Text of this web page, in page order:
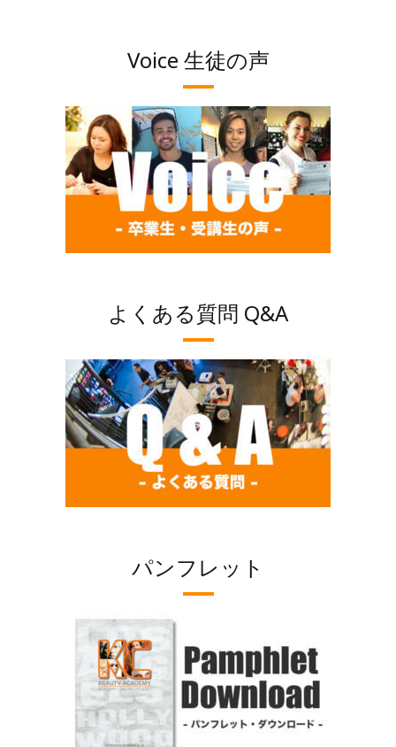
Voice 生徒の声
よくある質問 Q&A
パンフレット